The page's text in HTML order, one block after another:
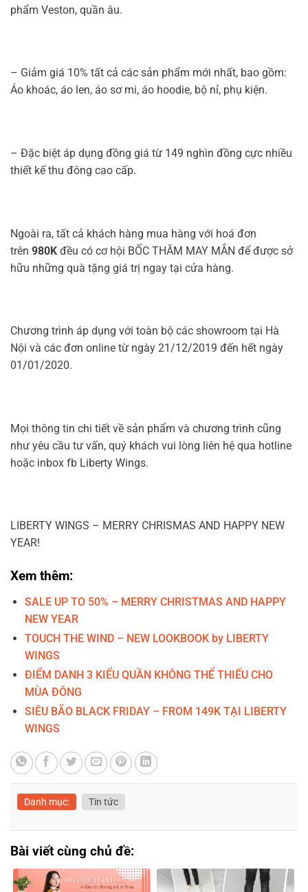
phẩm Veston, quần âu.
– Giảm giá 10% tất cả các sản phẩm mới nhất, bao gồm:
Áo khoác, áo len, áo sơ mi, áo hoodie, bộ nỉ, phụ kiện.
– Đặc biệt áp dụng đồng giá từ 149 nghìn đồng cực nhiều
thiết kế thu đông cao cấp.
Ngoài ra, tất cả khách hàng mua hàng với hoá đơn
trên 980K đều có cơ hội BỐC THĂM MAY MẮN để được sở
hữu những quà tặng giá trị ngay tại cửa hàng.
Chương trình áp dụng với toàn bộ các showroom tại Hà
Nội và các đơn online từ ngày 21/12/2019 đến hết ngày
01/01/2020.
Mọi thông tin chi tiết về sản phẩm và chương trình cũng
như yêu cầu tư vấn, quý khách vui lòng liên hệ qua hotline
hoặc inbox fb Liberty Wings.
LIBERTY WINGS – MERRY CHRISMAS AND HAPPY NEW
YEAR!
Xem thêm:
SALE UP TO 50% – MERRY CHRISTMAS AND HAPPY
NEW YEAR
TOUCH THE WIND – NEW LOOKBOOK by LIBERTY
WINGS
ĐIỂM DANH 3 KIỂU QUẦN KHÔNG THỂ THIẾU CHO
MÙA ĐÔNG
SIÊU BÃO BLACK FRIDAY – FROM 149K TẠI LIBERTY
WINGS
Danh mục: Tin tức
Bài viết cùng chủ đề: